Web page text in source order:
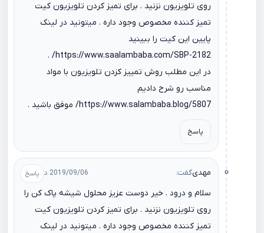
روی تلویزیون نزنید . برای تمیز کردن تلویزیون کیت
تمیز کننده مخصوص وجود داره . میتونید در لینک
پایین این کیت را ببینید
https://www.saalambaba.com/SBP-2182/
.
در این مطلب روش تمییز کزدن تلویزیون با مواد
مناسب رو شرح دادیم
https://www.salambaba.blog/5807/ موفق باشید .
پاسخ
مهدیگفت: 2019/09/06 در 09:30
سلام و درود . خیر دوست عزیز محلول شیشه پاک کن را
روی تلویزیون نزنید . برای تمیز کردن تلویزیون کیت
تمیز کننده مخصوص وجود داره . میتونید در لینک